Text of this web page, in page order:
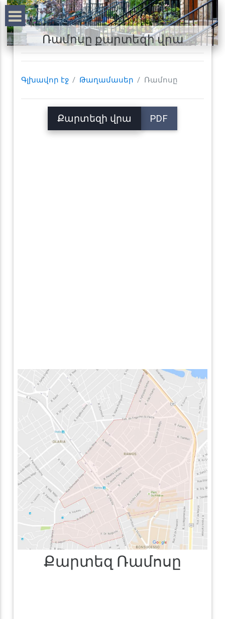
Ռամոսը քարտեզի վրա
Գլխավոր էջ Թաղամասեր Ռամոսը
Քարտեզի վրա PDF
Քարտեզ Ռամոսը